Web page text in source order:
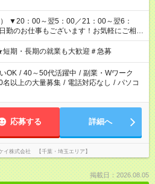
） ▼20：00～翌5：00／21：00～翌6：
期・長期の就業も大歓迎＃急募
OK / 40～50代活躍中 / 副業・Wワーク
名以上の大量募集 / 電話対応なし / パソコ
応募する 詳細へ
イ株式会社 【千葉・埼玉エリア】
掲載日：2026.08.05